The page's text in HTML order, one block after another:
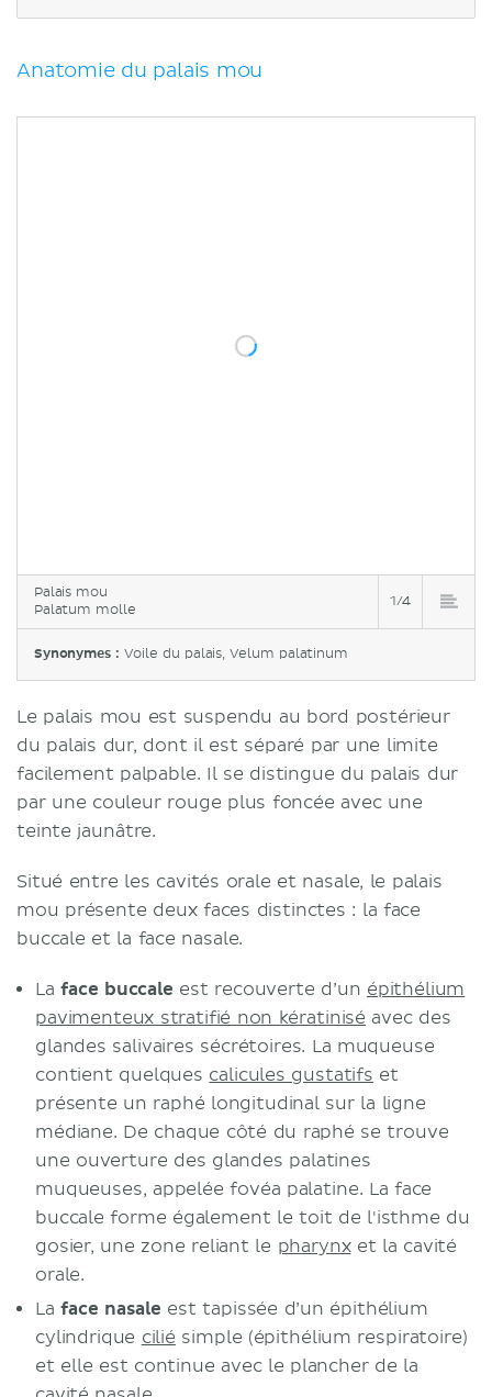
Notes cliniques
Palais ogival
Anatomie du palais mou
Palais mou
Palatum molle
1/4
Synonymes :Voile du palais, Velum palatinum
Le palais mou est suspendu au bord postérieur
du palais dur, dont il est séparé par une limite
facilement palpable. Il se distingue du palais dur
par une couleur rouge plus foncée avec une
teinte jaunâtre.
Situé entre les cavités orale et nasale, le palais
mou présente deux faces distinctes : la face
buccale et la face nasale.
Laface buccale est recouverte d’un épithélium
pavimenteux stratifié non kératinisé avec des
glandes salivaires sécrétoires. La muqueuse
contient quelques calicules gustatifs et
présente un raphé longitudinal sur la ligne
médiane. De chaque côté du raphé se trouve
une ouverture des glandes palatines
muqueuses, appelée fovéa palatine. La face
buccale forme également le toit de l'isthme du
gosier, une zone reliant le pharynxet la cavité
orale.
Laface nasale est tapissée d’un épithélium
cylindrique cilié simple (épithélium respiratoire)
et elle est continue avec le plancher de la